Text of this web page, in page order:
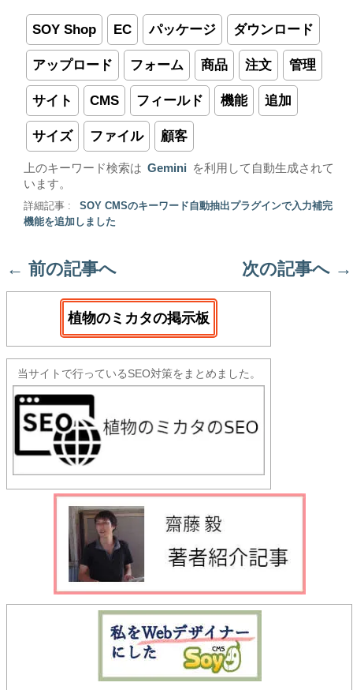
SOY Shop EC パッケージ ダウンロード
アップロード フォーム 商品 注文 管理
サイト CMS フィールド 機能 追加
サイズ ファイル 顧客
上のキーワード検索は Gemini
を利用して自動生成されて
います。
詳細記事 :
SOY CMSのキーワード自動抽出プラグインで入力補完
機能を追加しました
← 前の記事へ 次の記事へ →
植物のミカタの掲示板
当サイトで行っているSEO対策をまとめました。